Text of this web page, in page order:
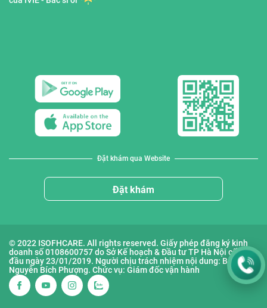
Đặt khám qua Website
Đặt khám
© 2022 ISOFHCARE. All rights reserved. Giấy phép đăng ký kinh
doanh số 0108600757 do Sở Kế hoạch & Đầu tư TP Hà Nội cấp lần
đầu ngày 23/01/2019. Người chịu trách nhiệm nội dung: Bà
Nguyễn Bích Phượng. Chức vụ: Giám đốc vận hành